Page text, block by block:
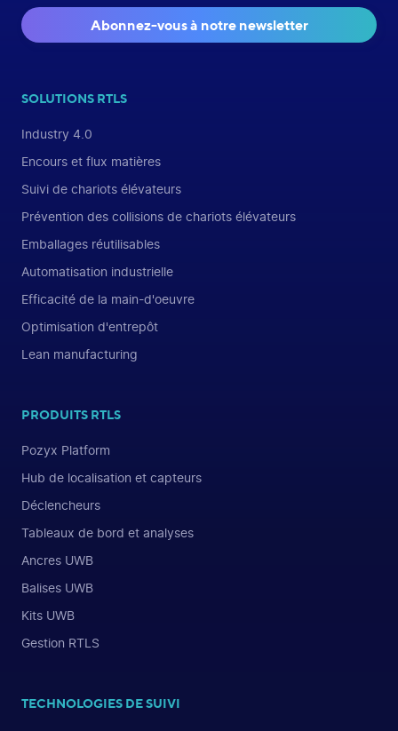
Abonnez-vous à notre newsletter
SOLUTIONS RTLS
Industry 4.0
Encours et flux matières
Suivi de chariots élévateurs
Prévention des collisions de chariots élévateurs
Emballages réutilisables
Automatisation industrielle
Efficacité de la main-d'oeuvre
Optimisation d'entrepôt
Lean manufacturing
PRODUITS RTLS
Pozyx Platform
Hub de localisation et capteurs
Déclencheurs
Tableaux de bord et analyses
Ancres UWB
Balises UWB
Kits UWB
Gestion RTLS
TECHNOLOGIES DE SUIVI